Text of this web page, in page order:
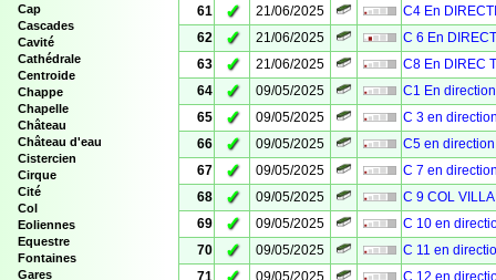
Cap
Cascades
Cavité
Cathédrale
Centroide
Chappe
Chapelle
Château
Château d'eau
Cistercien
Cirque
Cité
Col
Eoliennes
Equestre
Fontaines
Gares
61
✓ 21/06/2025
C4 En
62
✓ 21/06/2025
C 6 En
63
✓ 21/06/2025
C8 En DIREC
64
✓ 09/05/2025
C1 En
65
✓ 09/05/2025
C 3 en
66
✓ 09/05/2025
C5 en
67
✓ 09/05/2025
C 7 en
68
✓ 09/05/2025
C 9 COL
69
✓ 09/05/2025
C 10 en
70
✓ 09/05/2025
C 11 en
71
09/05/2025
C 12 en